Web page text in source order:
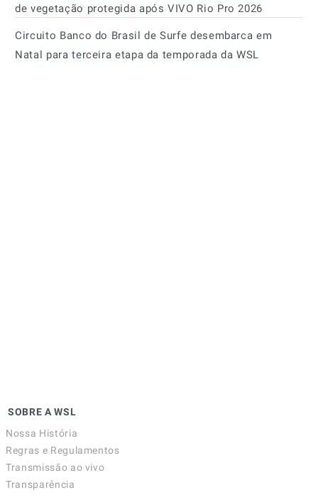
de vegetação protegida após VIVO Rio Pro 2026
Circuito Banco do Brasil de Surfe desembarca em
Natal para terceira etapa da temporada da WSL
SOBRE A WSL
Nossa História
Regras e Regulamentos
Transmissão ao vivo
Transparência